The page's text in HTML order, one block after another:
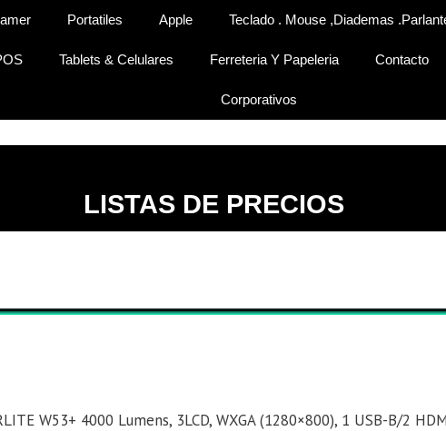
Portatiles Apple Teclado . Mouse ,diademas
Tablets & Celulares Ferreteria Y Papeleria Contacto
Corporativos
LISTAS DE PRECIOS
W53+ 4000 Lumens, 3LCD, WXGA (1280×800), 1 USB-B/2